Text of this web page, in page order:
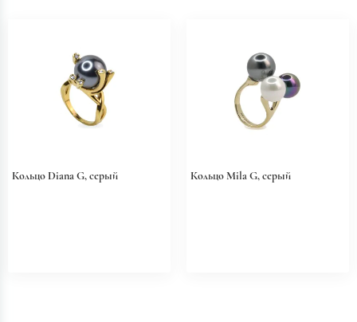
Кольцо Diana G, серый Кольцо Mila G, серый